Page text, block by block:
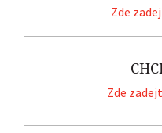
Zde
Zde